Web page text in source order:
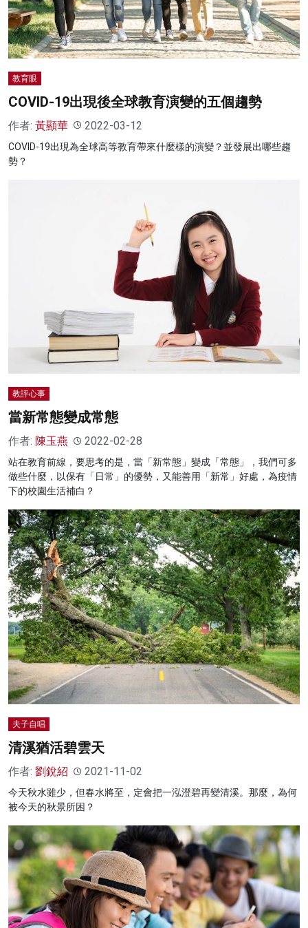
教育眼
COVID-19出現後全球教育演變的五個趨勢
作者: 黃顯華 2022-03-12
COVID-19出現為全球高等教育帶來什麼樣的演變？並發展出哪些趨
勢？
教評心事
當新常態變成常態
作者: 陳玉燕 2022-02-28
站在教育前線，要思考的是，當「新常態」變成「常態」，我們可多
做些什麼，以保有「日常」的優勢，又能善用「新常」好處，為疫情
下的校園生活補白？
夫子自唱
清溪猶活碧雲天
作者: 劉銳紹 2021-11-02
今天秋水雖少，但春水將至，定會把一泓澄碧再變清溪。那麼，為何
被今天的秋景所困？